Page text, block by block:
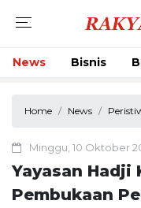
News Bisnis
Home News
Minggu, 10 Oktober
Yayasan Hadji
Pembukaan